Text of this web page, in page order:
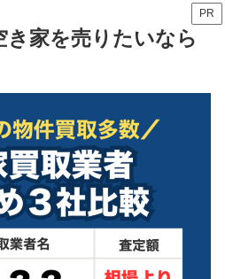
PR
き家を売りたいなら